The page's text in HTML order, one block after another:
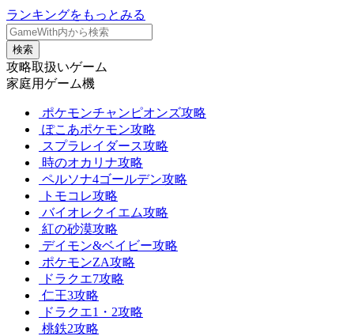
ランキングをもっとみる
検索
攻略取扱いゲーム
家庭用ゲーム機
ポケモンチャンピオンズ攻略
ぽこあポケモン攻略
スプラレイダース攻略
時のオカリナ攻略
ペルソナ4ゴールデン攻略
トモコレ攻略
バイオレクイエム攻略
紅の砂漠攻略
デイモン&ベイビー攻略
ポケモンZA攻略
ドラクエ7攻略
仁王3攻略
ドラクエ1・2攻略
桃鉄2攻略